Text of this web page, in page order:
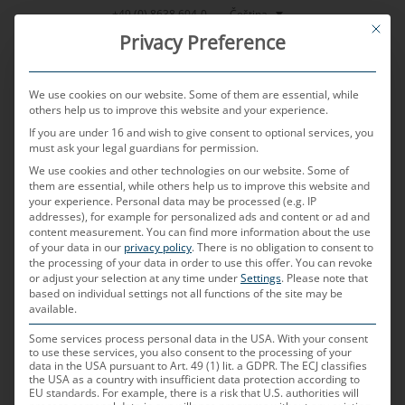
Přeskočit
+49 (0) 8638 604-0 Čeština
MENU
PUBLIKOVÁNO DNE10. 7. 2025 AUTOREMLI DAN
Vzestup čínských výrobců
OEM – pohled z Číny
This
Privacy Preference
We use cookies on our website. Some of them are essential, while
others help us to improve this website and your experience.
If you are under 16 and wish to give consent to optional services, you
must ask your legal guardians for permission.
We use cookies and other technologies on our website. Some of
them are essential, while others help us to improve this website and
your experience. Personal data may be processed (e.g. IP
addresses), for example for personalized ads and content or ad and
content measurement.You can find more information about the use
of your data in our privacy policy.There is no obligation to consent to
the processing of your data in order to use this offer.You can revoke
or adjust your selection at any time underSettings. Please note that
based on individual settings not all functions of the site may be
available.
Some services process personal data in the USA. With your consent
to use these services, you also consent to the processing of your
data in the USA pursuant to Art. 49 (1) lit. a GDPR. The ECJ classifies
the USA as a country with insufficient data protection according to
EU standards. For example, there is a risk that U.S. authorities will